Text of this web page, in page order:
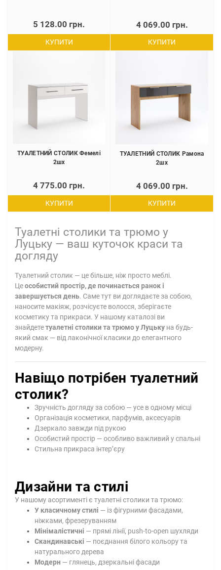
5 128.00 грн.
КУПИТИ
4 069.00 грн.
КУПИТИ
ТУАЛЕТНИЙ СТОЛИК Фемелі
2шх
4 775.00 грн.
КУПИТИ
ТУАЛЕТНИЙ СТОЛИК Рамона
2шх
4 069.00 грн.
КУПИТИ
Туалетні столики та трюмо у
Луцьку — ваш куточок краси та
догляду
Туалетний столик — це більше, ніж просто меблі.
Цеособистий простір, де починається ранок і
завершується день. Саме тут ви доглядаєте за собою,
наносите макіяж, розчісуєте волосся, зберігаєте
косметику та прикраси. У нашому каталозі ви
знайдететуалетні столики та трюмо у Луцьку на будь-
який смак — від лаконічної класики до елегантного
модерну.
Навіщо потрібен туалетний
столик?
Зручність догляду за собою — усе в одному місці
Організація косметики, парфумів, аксесуарів
Дзеркало завжди під рукою
Особистий простір — особливо важливий у спальні
Стильна прикраса інтер’єру
Дизайни та стилі
У нашому асортименті є туалетні столики та трюмо:
У класичному стилі — із фігурними фасадами,
ніжками, фрезеруванням
Мінімалістичні — прямі лінії, push-to-open шухляди
Скандинавські — поєднання білого кольору та
натурального дерева
Модерн — глянець, дзеркальні фасади